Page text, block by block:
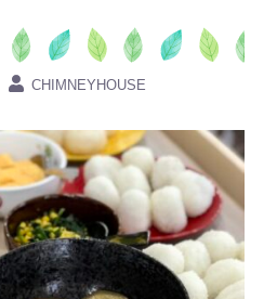
CHIMNEYHOUSE